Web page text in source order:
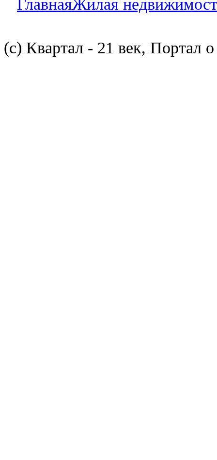
ГлавнаяЖилая
(с) Квартал - 21 век, Портал